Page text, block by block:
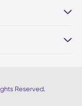
Reserved.